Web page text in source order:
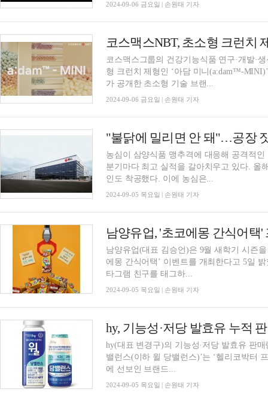
2024-09-06 금요일 | 손원태 기자
코스맥스NBT, 초소형 크런치
코스맥스그룹의 건강기능식품 연구·개발·
형 크런치 제형인 ‘아담 미니(a:dam™-MINI)’를 6일 선보였다. 아
가 공개한 초소형 기술 브랜...
2024-09-06 금요일 | 손원태 기자
"불닭에 밀리면 안 돼"…공장
농심이 삼양식품 맹추격에 대응해 공격적
분기마다 최고 실적을 갈아치우고 있다. 올
인도 착공했다. 이에 농심은...
2024-09-05 목요일 | 손원태 기자
남양유업, '초코에몽 간식어택'
남양유업(대표 김승언)은 9월 새학기 시즌
에몽 간식어택’ 이벤트를 개최한다고 5일 밝혔다. 이벤트는 ‘초코에몽 간식어택’
타그램 친구를 태그하...
2024-09-05 목요일 | 손원태 기자
hy, 기능성·저당 발효유 누적
hy(대표 변경구)의 기능성·저당 발효유 판매량이 증가하고 있
밸런스(이하 윌 당밸런스)’는 ‘헬리코박터
에 선보인 브랜드...
2024-09-05 목요일 | 손원태 기자